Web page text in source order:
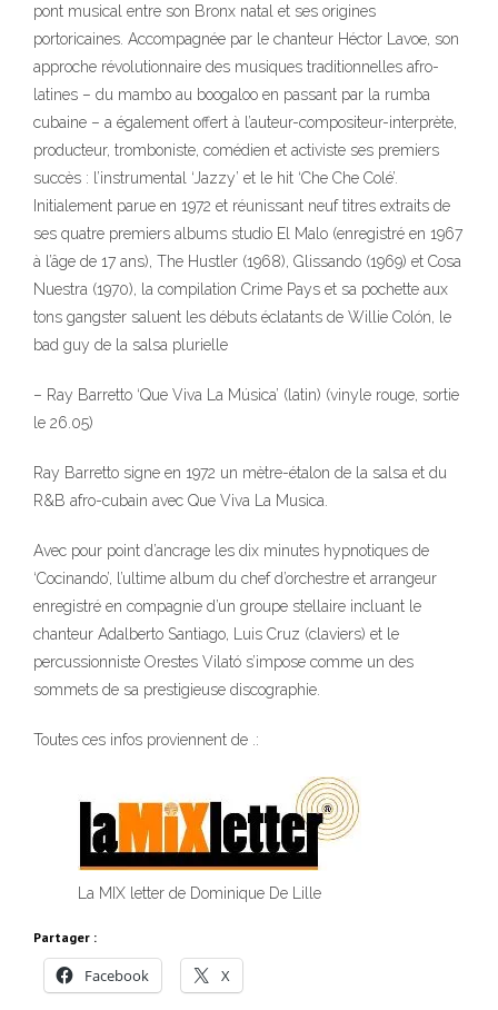
pont musical entre son Bronx natal et ses origines
portoricaines. Accompagnée par le chanteur Héctor Lavoe, son
approche révolutionnaire des musiques traditionnelles afro-
latines – du mambo au boogaloo en passant par la rumba
cubaine – a également offert à l’auteur-compositeur-interprète,
producteur, tromboniste, comédien et activiste ses premiers
succès : l’instrumental ‘Jazzy’ et le hit ‘Che Che Colé’.
Initialement parue en 1972 et réunissant neuf titres extraits de
ses quatre premiers albums studio El Malo (enregistré en 1967
à l’âge de 17 ans), The Hustler (1968), Glissando (1969) et Cosa
Nuestra (1970), la compilation Crime Pays et sa pochette aux
tons gangster saluent les débuts éclatants de Willie Colón, le
bad guy de la salsa plurielle
– Ray Barretto ‘Que Viva La Música’ (latin) (vinyle rouge, sortie
le 26.05)
Ray Barretto signe en 1972 un mètre-étalon de la salsa et du
R&B afro-cubain avec Que Viva La Musica.
Avec pour point d’ancrage les dix minutes hypnotiques de
‘Cocinando’, l’ultime album du chef d’orchestre et arrangeur
enregistré en compagnie d’un groupe stellaire incluant le
chanteur Adalberto Santiago, Luis Cruz (claviers) et le
percussionniste Orestes Vilató s’impose comme un des
sommets de sa prestigieuse discographie.
Toutes ces infos proviennent de .:
La MIX letter de Dominique De Lille
Partager :
Facebook X